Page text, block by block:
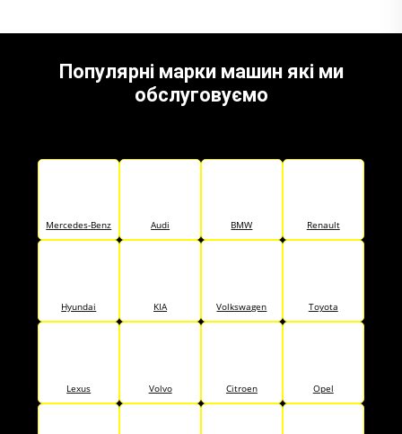
Популярні марки машин які ми
обслуговуємо
Mercedes-Benz Audi BMW Renault
Hyundai KIA Volkswagen Toyota
Lexus Volvo Citroen Opel